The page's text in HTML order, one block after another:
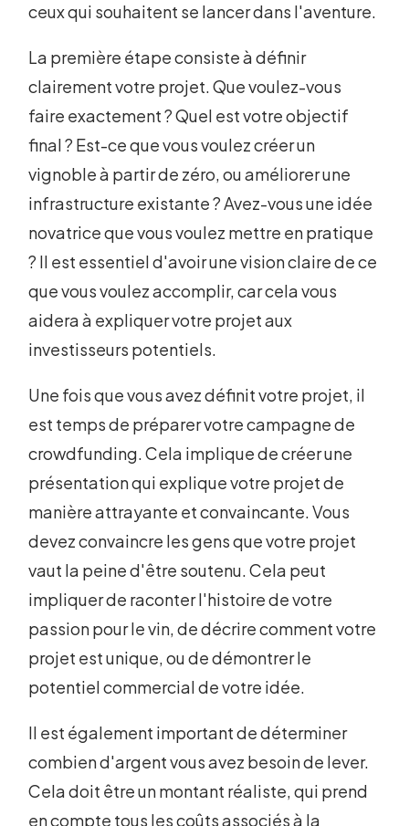
ceux qui souhaitent se lancer dans l'aventure.
La première étape consiste à définir
clairement votre projet. Que voulez-vous
faire exactement ? Quel est votre objectif
final ? Est-ce que vous voulez créer un
vignoble à partir de zéro, ou améliorer une
infrastructure existante ? Avez-vous une idée
novatrice que vous voulez mettre en pratique
? Il est essentiel d'avoir une vision claire de ce
que vous voulez accomplir, car cela vous
aidera à expliquer votre projet aux
investisseurs potentiels.
Une fois que vous avez définit votre projet, il
est temps de préparer votre campagne de
crowdfunding. Cela implique de créer une
présentation qui explique votre projet de
manière attrayante et convaincante. Vous
devez convaincre les gens que votre projet
vaut la peine d'être soutenu. Cela peut
impliquer de raconter l'histoire de votre
passion pour le vin, de décrire comment votre
projet est unique, ou de démontrer le
potentiel commercial de votre idée.
Il est également important de déterminer
combien d'argent vous avez besoin de lever.
Cela doit être un montant réaliste, qui prend
en compte tous les coûts associés à la